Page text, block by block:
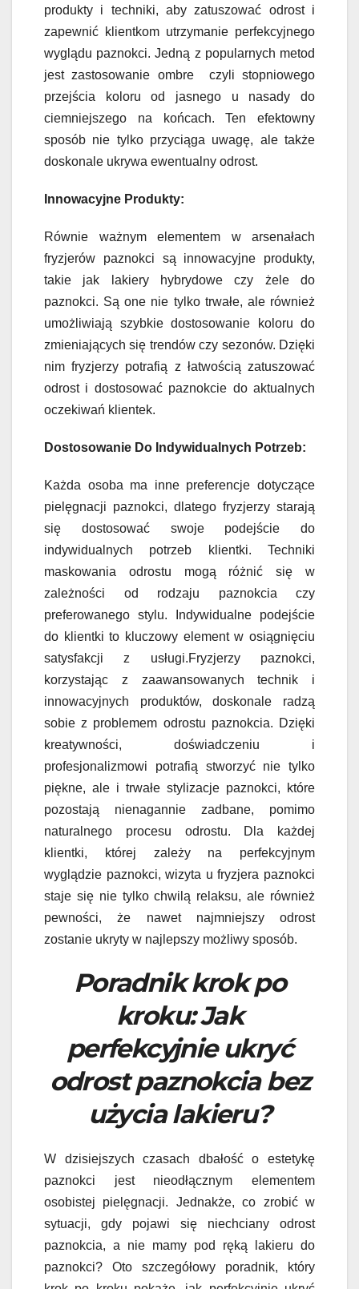
produkty i techniki, aby zatuszować odrost i
zapewnić klientkom utrzymanie perfekcyjnego
wyglądu paznokci. Jedną z popularnych metod
jest zastosowanie ombre czyli stopniowego
przejścia koloru od jasnego u nasady do
ciemniejszego na końcach. Ten efektowny
sposób nie tylko przyciąga uwagę, ale także
doskonale ukrywa ewentualny odrost.
Innowacyjne Produkty:
Równie ważnym elementem w arsenałach
fryzjerów paznokci są innowacyjne produkty,
takie jak lakiery hybrydowe czy żele do
paznokci. Są one nie tylko trwałe, ale również
umożliwiają szybkie dostosowanie koloru do
zmieniających się trendów czy sezonów. Dzięki
nim fryzjerzy potrafią z łatwością zatuszować
odrost i dostosować paznokcie do aktualnych
oczekiwań klientek.
Dostosowanie Do Indywidualnych Potrzeb:
Każda osoba ma inne preferencje dotyczące
pielęgnacji paznokci, dlatego fryzjerzy starają
się dostosować swoje podejście do
indywidualnych potrzeb klientki. Techniki
maskowania odrostu mogą różnić się w
zależności od rodzaju paznokcia czy
preferowanego stylu. Indywidualne podejście
do klientki to kluczowy element w osiągnięciu
satysfakcji z usługi.Fryzjerzy paznokci,
korzystając z zaawansowanych technik i
innowacyjnych produktów, doskonale radzą
sobie z problemem odrostu paznokcia. Dzięki
kreatywności, doświadczeniu i
profesjonalizmowi potrafią stworzyć nie tylko
piękne, ale i trwałe stylizacje paznokci, które
pozostają nienagannie zadbane, pomimo
naturalnego procesu odrostu. Dla każdej
klientki, której zależy na perfekcyjnym
wyglądzie paznokci, wizyta u fryzjera paznokci
staje się nie tylko chwilą relaksu, ale również
pewności, że nawet najmniejszy odrost
zostanie ukryty w najlepszy możliwy sposób.
Poradnik krok po
kroku: Jak
perfekcyjnie ukryć
odrost paznokcia bez
użycia lakieru?
W dzisiejszych czasach dbałość o estetykę
paznokci jest nieodłącznym elementem
osobistej pielęgnacji. Jednakże, co zrobić w
sytuacji, gdy pojawi się niechciany odrost
paznokcia, a nie mamy pod ręką lakieru do
paznokci? Oto szczegółowy poradnik, który